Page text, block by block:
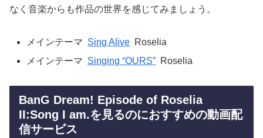
なく音楽からも作品の世界を感じてみましょう。
メインテーマ Sing Alive Roselia
メインテーマ Singing “OURS” Roselia
BanG Dream! Episode of Roselia
II:Song I am.を見るのにおすすめの動画配
信サービス